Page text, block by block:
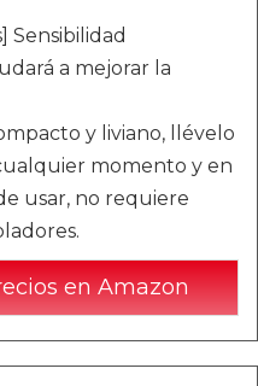
Sensibilidad
a mejorar la
y liviano, llévelo
momento y en
usar, no requiere
en Amazon